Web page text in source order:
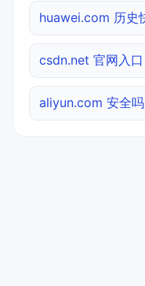
csdn.net 官网入口
aliyun.com 安全吗